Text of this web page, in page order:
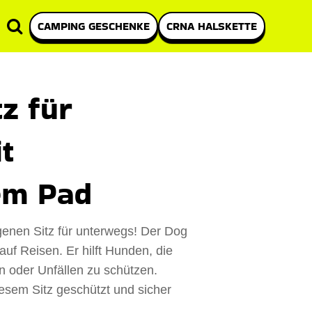
CAMPING GESCHENKE CRNA HALSKETTE
für
Pad
Sitz für unterwegs! Der Dog
Reisen. Er hilft Hunden, die
oder Unfällen zu schützen.
Sitz geschützt und sicher